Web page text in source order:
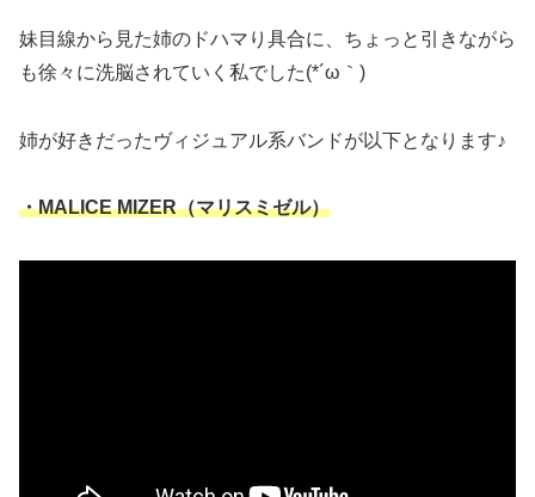
妹目線から見た姉のドハマり具合に、ちょっと引きながら
も徐々に洗脳されていく私でした(*´ω｀)
姉が好きだったヴィジュアル系バンドが以下となります♪
・MALICE MIZER（マリスミゼル）